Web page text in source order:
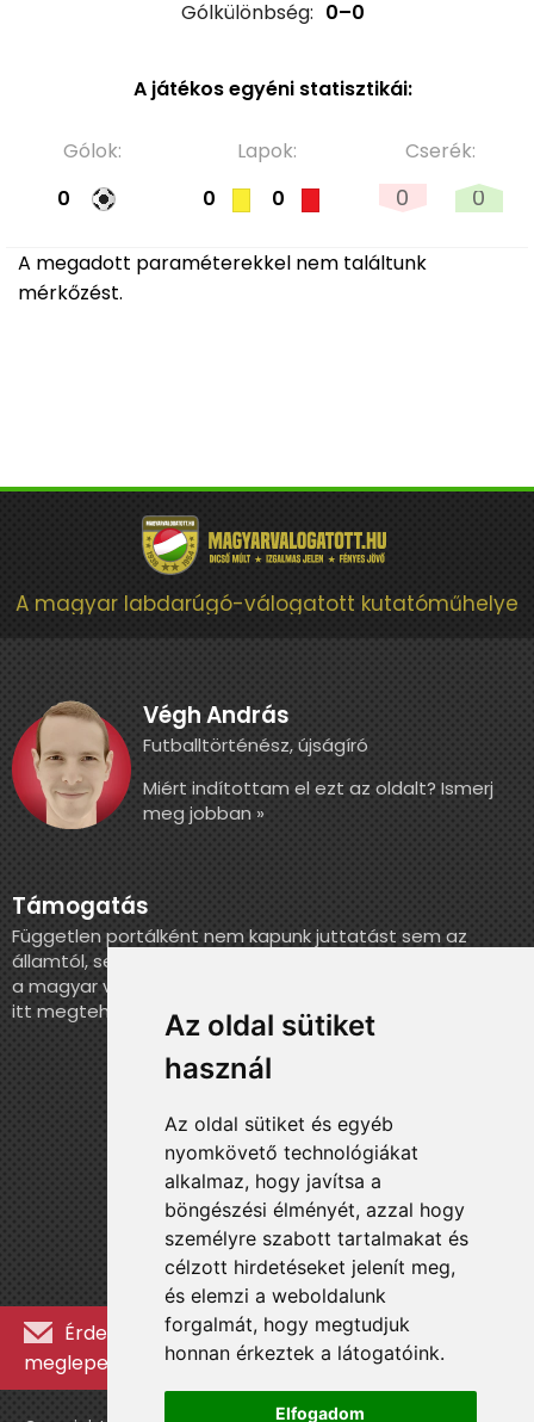
Az oldal sütiket
használ
Az oldal sütiket és egyéb
nyomkövető technológiákat
alkalmaz, hogy javítsa a
böngészési élményét, azzal hogy
személyre szabott tartalmakat és
célzott hirdetéseket jelenít meg,
és elemzi a weboldalunk
forgalmát, hogy megtudjuk
honnan érkeztek a látogatóink.
Elfogadom
Gólkülönbség: 0–0
A játékos egyéni statisztikái:
Gólok:
0
Lapok:
0
0
Cserék:
0 0
A megadott paraméterekkel nem találtunk
mérkőzést.
A magyar labdarúgó-válogatott kutatóműhelye
Végh András
Futballtörténész, újságíró
Miért indítottam el ezt az oldalt? Ismerj
meg jobban »
Támogatás
Független portálként nem kapunk juttatást sem az
államtól, sem más szervezettől. Ha szeretnél segíteni
a magyar válogatott történelmének feldolgozásában,
itt megteheted.
Érdekességekért, kulisszatitkokért és
meglepetésekért iratkozz fel a hírlevélre »